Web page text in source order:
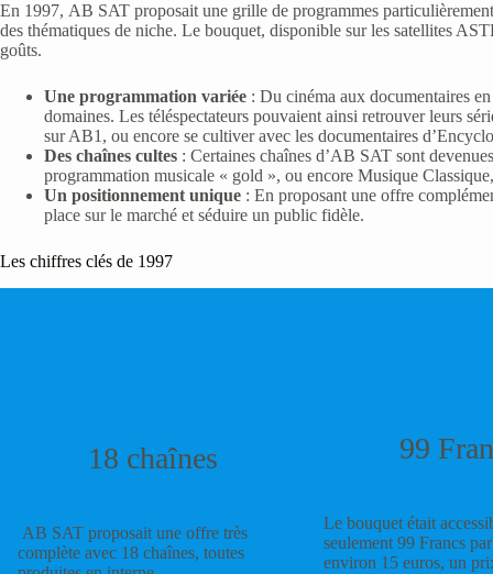
En 1997, AB SAT proposait une grille de programmes
des thématiques de niche. Le bouquet, disponible sur les satellites
goûts.
Une programmation variée : Du cinéma aux documentaires
domaines. Les téléspectateurs pouvaient ainsi retrouver leurs
sur AB1, ou encore se cultiver avec les documentaires
Des chaînes cultes : Certaines chaînes d’AB SAT sont
programmation musicale « gold », ou encore Musique
Un positionnement unique : En proposant une offre
place sur le marché et séduire un public fidèle.
Les chiffres clés de 1997
18 chaînes
AB SAT proposait une offre très
complète avec 18 chaînes, toutes
99
Le bouquet était
seulement 99 Francs
environ 15 euros, un